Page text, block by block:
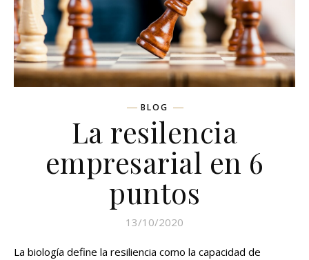
BLOG
La resilencia
empresarial en 6
puntos
13/10/2020
La biología define la resiliencia como la capacidad de